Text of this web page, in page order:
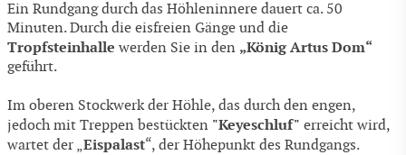
Ein Rundgang durch das Höhleninnere dauert ca. 50
Minuten. Durch die eisfreien Gänge und die
Tropfsteinhalle werden Sie in den „König Artus Dom“
geführt.
Im oberen Stockwerk der Höhle, das durch den engen,
jedoch mit Treppen bestückten "Keyeschluf" erreicht wird,
wartet der „Eispalast“, der Höhepunkt des Rundgangs.